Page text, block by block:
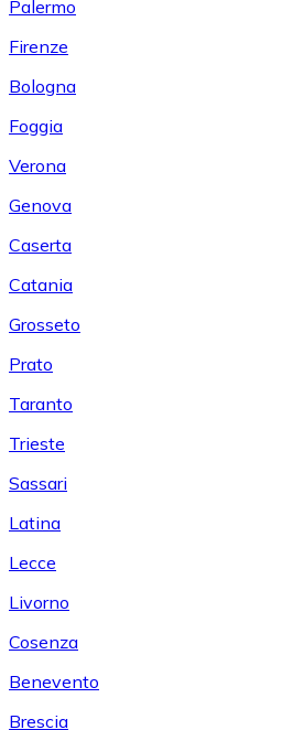
Palermo
Firenze
Bologna
Foggia
Verona
Genova
Caserta
Catania
Grosseto
Prato
Taranto
Trieste
Sassari
Latina
Lecce
Livorno
Cosenza
Benevento
Brescia